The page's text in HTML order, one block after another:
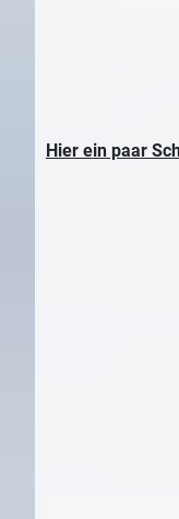
Hier ein paar